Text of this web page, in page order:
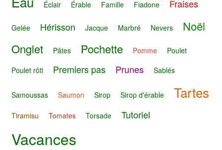
Éclair Érable Famille Fiadone Fraises
Gelée Hérisson Jacque Marbré Nevers
Noël
Onglet
Pâtes Pochette Pomme Poulet
Poulet rôti Premiers pas Prunes Sablés
Samoussas Saumon Sirop Sirop d'érable Tartes
Tiramisu Tomates Torsade Tutoriel
Vacances